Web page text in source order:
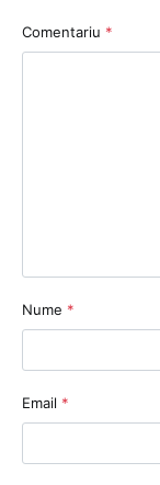
Comentariu *
Nume *
Email *